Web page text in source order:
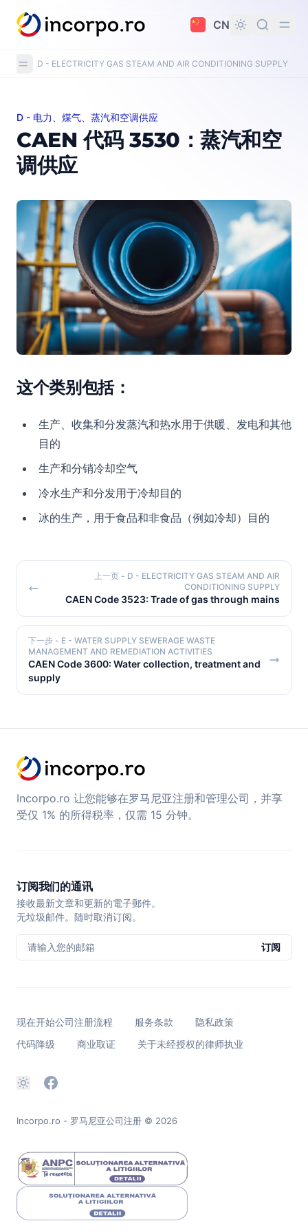
要内容
CN
D - ELECTRICITY GAS STEAM AND AIR CONDITIONING SUPPLY
CAEN 代码 3530：蒸汽和空调供应
D - 电力、煤气、蒸汽和空调供应
CAEN 代码 3530：蒸汽和空
调供应
这个类别包括：
生产、收集和分发蒸汽和热水用于供暖、发电和其他
目的
生产和分销冷却空气
冷水生产和分发用于冷却目的
冰的生产，用于食品和非食品（例如冷却）目的
上一页 - D - ELECTRICITY GAS STEAM AND AIR
CONDITIONING SUPPLY
CAEN Code 3523: Trade of gas through mains
下一步 - E - WATER SUPPLY SEWERAGE WASTE
MANAGEMENT AND REMEDIATION ACTIVITIES
CAEN Code 3600: Water collection, treatment and
supply
Incorpo.ro 让您能够在罗马尼亚注册和管理公司，并享
受仅 1% 的所得税率，仅需 15 分钟。
订阅我们的通讯
接收最新文章和更新的電子郵件。
无垃圾邮件。随时取消订阅。
请输入您的邮箱 订阅
现在开始公司注册流程 服务条款
隐私政策
代码降级
商业取证 关于未经授权的律师执业
Incorpo.ro - 罗马尼亚公司注册 © 2026